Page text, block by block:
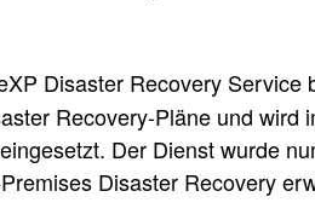
Disaster Recovery Service
Recovery-Pläne und wird
Der Dienst wurde
Disaster Recovery